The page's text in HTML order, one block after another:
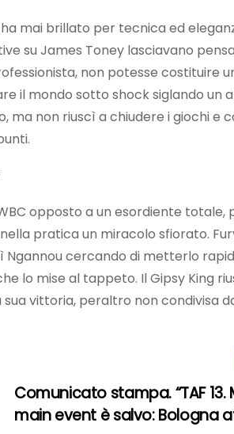
ha mai brillato per tecnica ed
su James Toney lasciavano
non potesse costituire
il mondo sotto shock siglando un
non riuscì a chiudere i giochi e
opposto a un esordiente
pratica un miracolo sfiorato.
cercando di metterlo
lo mise al tappeto. Il Gipsy King
vittoria, peraltro non condivisa
Comunicato stampa. “TAF
main event è salvo: Bologna